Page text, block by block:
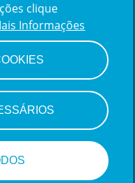
clique
Informações